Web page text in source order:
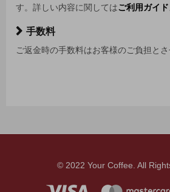
す。詳しい内容に関してはご利用ガイド
手数料
ご返金時の手数料はお客様のご負担とさ
© 2022 Your Coffee. All